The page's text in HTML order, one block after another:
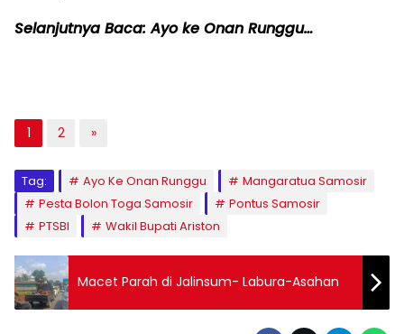
Selanjutnya Baca: Ayo ke Onan Runggu…
1 2 »
Tag: Ayo Ke Onan Runggu
Mangaratua Samosir
Pesta Bolon Toga Samosir
Pontus Samosir
PTSBI
Wakil Bupati Ariston
Macet Parah di Jalinsum- Labura-Asahan